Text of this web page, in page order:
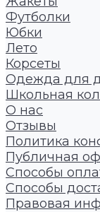
Футболки
Юбки
Лето
Корсеты
Одежда для
Школьная
О нас
Отзывы
Политика
Публичная
Способы
Способы
Правовая